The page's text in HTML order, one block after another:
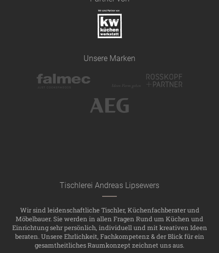
Unsere Marken
Tischlerei Andreas Lipsewers
Wir sind leidenschaftliche Tischler, Küchenfachberater und
Möbelbauer. Sie werden in allen Fragen Rund um Küchen und
Einrichtung sehr persönlich, individuell und mit kreativen Ideen
beraten. Unsere Ehrlichkeit, Fachkompetenz & der Blick für ein
gesamtheitliches Raumkonzept zeichnet uns aus.